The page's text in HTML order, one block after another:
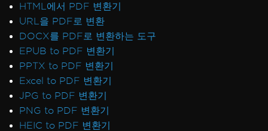
HTML에서 PDF 변환기
URL을 PDF로 변환
DOCX를 PDF로 변환하는 도구
EPUB to PDF 변환기
PPTX to PDF 변환기
Excel to PDF 변환기
JPG to PDF 변환기
PNG to PDF 변환기
HEIC to PDF 변환기